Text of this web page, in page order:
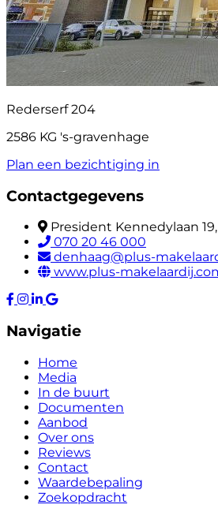
Rederserf 204
2586 KG 's-gravenhage
Plan een bezichtiging in
Contactgegevens
President Kennedylaan 19,
070 20 46 000
denhaag@plus-
www.plus-
Navigatie
Home
Media
In de buurt
Documenten
Aanbod
Over ons
Reviews
Contact
Waardebepaling
Zoekopdracht